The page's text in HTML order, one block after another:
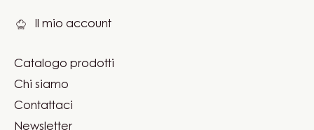
Il mio account
Footer
Carma
Catalogo prodotti
Chi siamo
Contattaci
Newsletter